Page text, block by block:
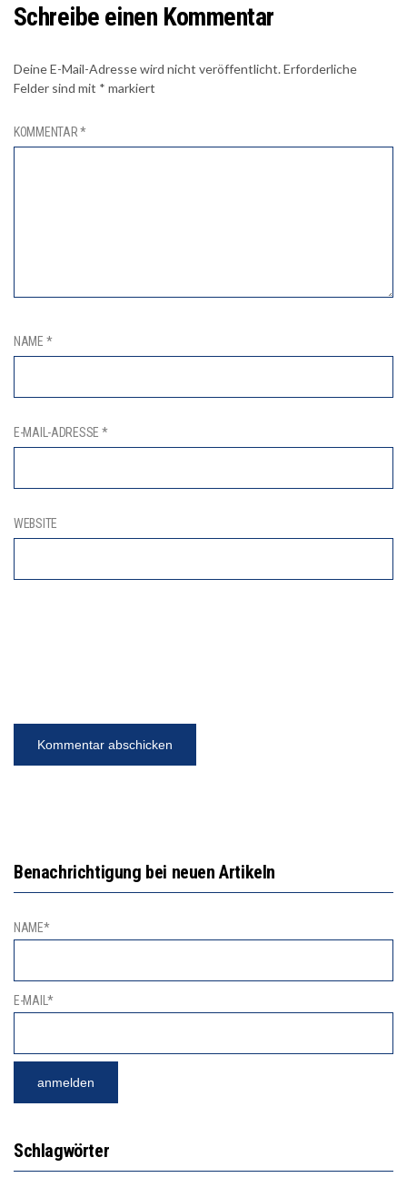
Schreibe einen Kommentar
Deine E-Mail-Adresse wird nicht veröffentlicht.Erforderliche
Felder sind mit * markiert
KOMMENTAR*
NAME *
E-MAIL-ADRESSE *
WEBSITE
Benachrichtigung bei neuen Artikeln
NAME*
E-MAIL*
Schlagwörter